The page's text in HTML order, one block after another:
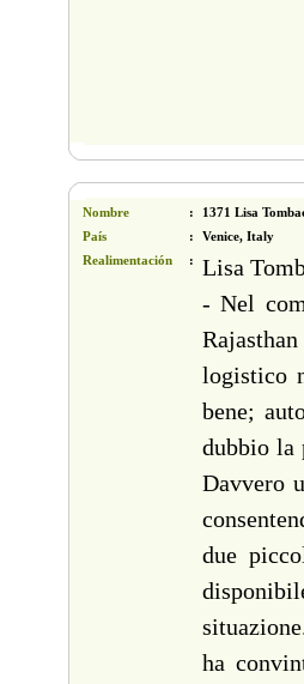
Nombre :
1371 Lisa
País
:
Venice, Italy
Realimentación
:
Lisa
- Nel
logistico
bene;
dubbio la
Davvero
due
ha